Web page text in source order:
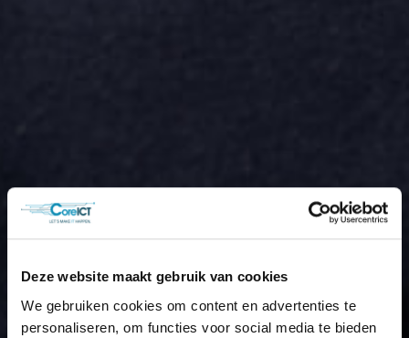
Deze website maakt gebruik van cookies
We gebruiken cookies om content en advertenties te
personaliseren, om functies voor social media te bieden